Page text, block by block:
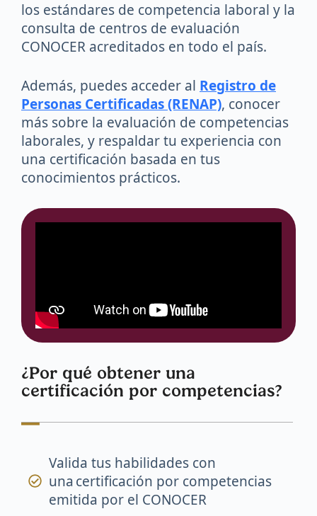
los estándares de competencia laboral y la
consulta de centros de evaluación
CONOCER acreditados en todo el país.
Además, puedes acceder al Registro de
Personas Certificadas (RENAP), conocer
más sobre la evaluación de competencias
laborales, y respaldar tu experiencia con
una certificación basada en tus
conocimientos prácticos.
¿Por qué obtener una
certificación por competencias?
Valida tus habilidades con
una certificación por competencias
emitida por el CONOCER